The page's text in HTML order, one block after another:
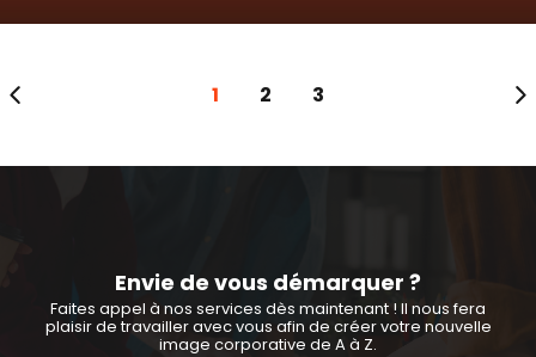
1 2 3
Envie de vous démarquer ?
Faites appel à nos services dès maintenant ! Il nous fera
plaisir de travailler avec vous afin de créer votre nouvelle
image corporative de A à Z.